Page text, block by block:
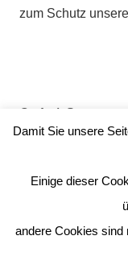
zum Schutz
Stufe 4: Sonne
Rund um das
Energie im Alltag
mit ihr umgehen
Damit Sie unsere
Einige dieser
andere Cookies sind